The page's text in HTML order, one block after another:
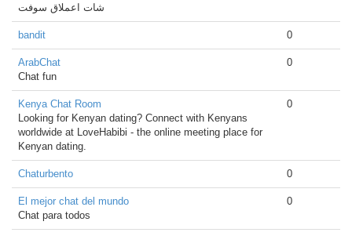
شات اعملاق سوفت
bandit 0
ArabChat
Chat fun
0
Kenya Chat Room
Looking for Kenyan dating? Connect with Kenyans
worldwide at LoveHabibi - the online meeting place for
Kenyan dating.
0
Chaturbento 0
El mejor chat del mundo
Chat para todos
0